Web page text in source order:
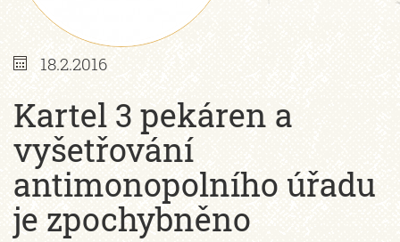
18.2.2016
Kartel 3 pekáren a
vyšetřování
antimonopolního úřadu
je zpochybněno